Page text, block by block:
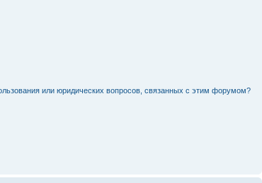
или юридических вопросов, связанных с этим форумом?